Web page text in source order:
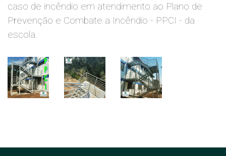
caso de incêndio em atendimento ao Plano de
Prevenção e Combate a Incêndio - PPCI - da
escola.